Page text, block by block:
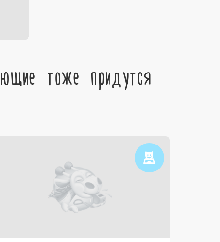
тоже придутся